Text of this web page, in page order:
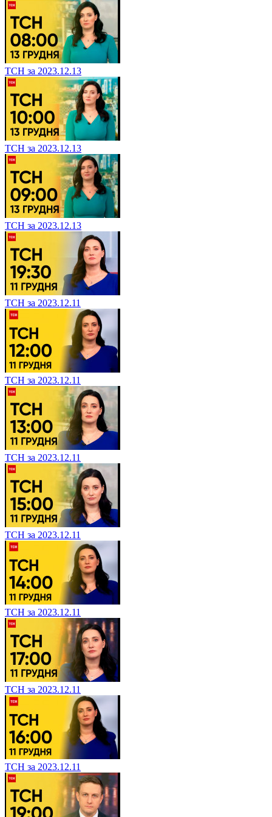
ТСН за 2023.12.13
ТСН за 2023.12.13
ТСН за 2023.12.13
ТСН за 2023.12.11
ТСН за 2023.12.11
ТСН за 2023.12.11
ТСН за 2023.12.11
ТСН за 2023.12.11
ТСН за 2023.12.11
ТСН за 2023.12.11